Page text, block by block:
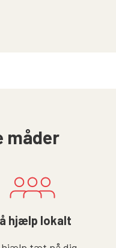
måder
hjælp lokalt